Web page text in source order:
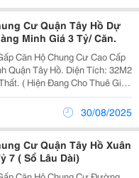
Cư Quận Tây Hồ Dự
Minh Giá 3 Tỷ/ Căn.
Hồ. Diện Tích: 32M2
Xem Nhà Trực...
30/08/2025
Cư Quận Tây Hồ Xuân
7 ( Sổ Lâu Dài)